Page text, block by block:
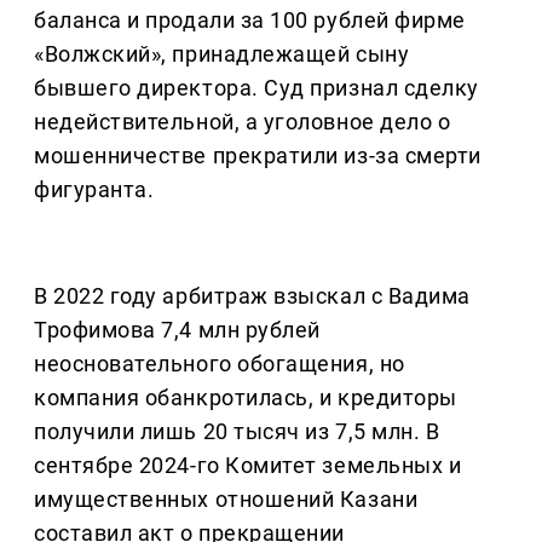
баланса и продали за 100 рублей фирме
«Волжский», принадлежащей сыну
бывшего директора. Суд признал сделку
недействительной, а уголовное дело о
мошенничестве прекратили из-за смерти
фигуранта.
В 2022 году арбитраж взыскал с Вадима
Трофимова 7,4 млн рублей
неосновательного обогащения, но
компания обанкротилась, и кредиторы
получили лишь 20 тысяч из 7,5 млн. В
сентябре 2024-го Комитет земельных и
имущественных отношений Казани
составил акт о прекращении